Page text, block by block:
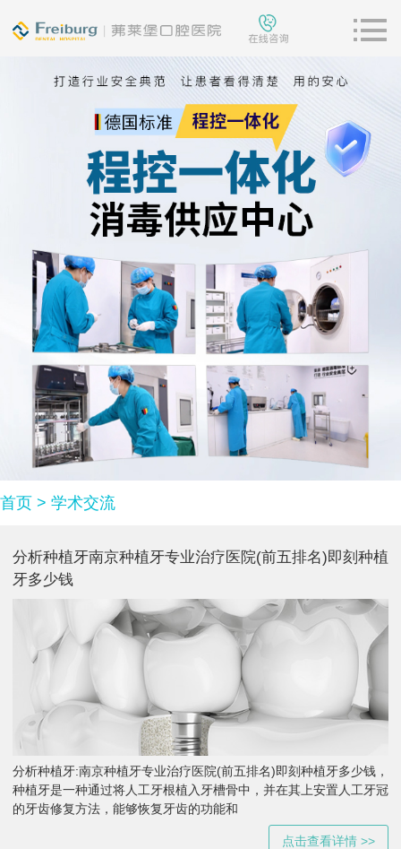
首页 > 学术交流
分析种植牙南京种植牙专业治疗医院(前五排名)即刻种植
牙多少钱
分析种植牙:南京种植牙专业治疗医院(前五排名)即刻种植牙多少钱，
种植牙是一种通过将人工牙根植入牙槽骨中，并在其上安置人工牙冠
的牙齿修复方法，能够恢复牙齿的功能和
点击查看详情 >>